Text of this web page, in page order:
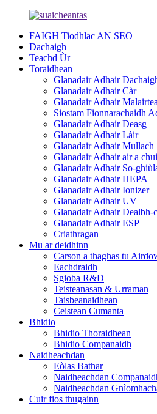
FAIGH Tiodhlac AN SEO
Dachaigh
Teachd Ùr
Toraidhean
Glanadair Adhair
Glanadair Adhair Càr
Glanadair Adhair
Siostam Fionnarachaidh
Glanadair Adhair Deasg
Glanadair Adhair Làir
Glanadair Adhair Mullach
Glanadair Adhair air a
Glanadair Adhair So-
Glanadair Adhair HEPA
Glanadair Adhair Ionizer
Glanadair Adhair UV
Glanadair Adhair Dealbh-
Glanadair Adhair ESP
Criathragan
Mu ar deidhinn
Carson a thaghas tu
Eachdraidh
Sgioba R&D
Teisteanasan & Urraman
Taisbeanaidhean
Ceistean Cumanta
Bhidio
Bhidio Thoraidhean
Bhidio Companaidh
Naidheachdan
Eòlas Bathar
Naidheachdan
Naidheachdan
Cuir fios thugainn